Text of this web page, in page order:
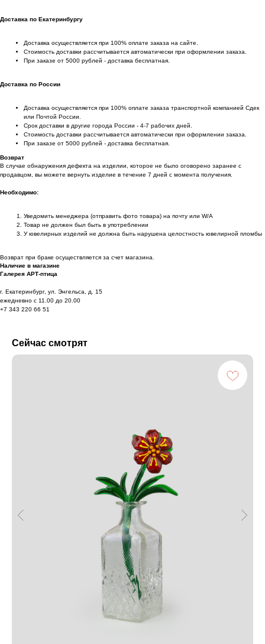
Доставка по Екатеринбургу
Доставка осуществляется при 100% оплате заказа на сайте.
Стоимость доставки рассчитывается автоматически при оформлении заказа.
При заказе от 5000 рублей - доставка бесплатная.
Доставка по России
Доставка осуществляется при 100% оплате заказа транспортной компанией Сдек
или Почтой России.
Срок доставки в другие города России - 4-7 рабочих дней.
Стоимость доставки рассчитывается автоматически при оформлении заказа.
При заказе от 5000 рублей - доставка бесплатная.
Возврат
В случае обнаружения дефекта на изделии, которое не было оговорено заранее с
продавцом, вы можете вернуть изделие в течение 7 дней с момента получения.
Необходимо:
Уведомить менеджера (отправить фото товара) на почту или W/А
Товар не должен был быть в употреблении
У ювелирных изделий не должна быть нарушена целостность ювелирной пломбы
Возврат при браке осуществляется за счет магазина.
Наличие в магазине
Галерея АРТ-птица
г. Екатеринбург, ул. Энгельса, д. 15
ежедневно с 11.00 до 20.00
+7 343 220 66 51
Сейчас смотрят